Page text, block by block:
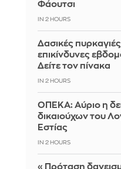
Φάουτσι
IN 2 HOURS
Δασικές πυρκαγιές:
επικίνδυνες
Δείτε τον πίνακα
IN 2 HOURS
ΟΠΕΚΑ: Αύριο η
δικαιούχων του
Εστίας
IN 2 HOURS
«Πρόταση